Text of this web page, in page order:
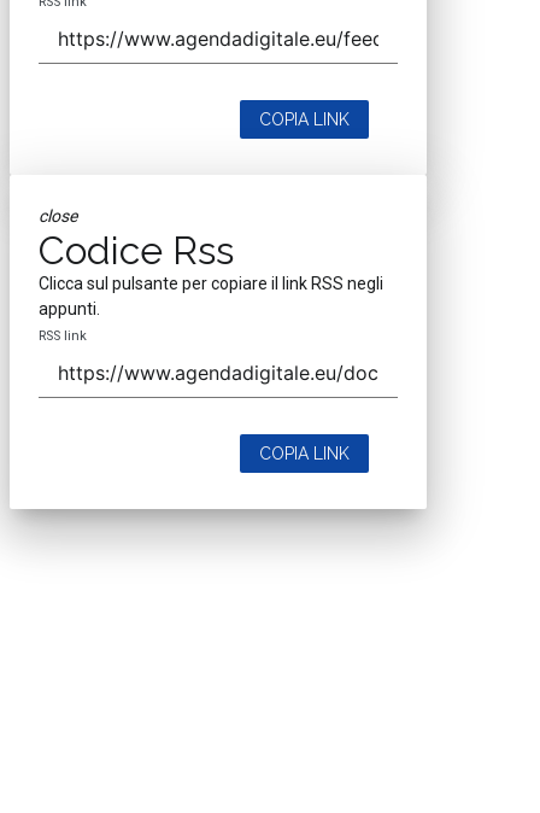
COPIA LINK
close
Codice Rss
Clicca sul pulsante per copiare il link RSS negli
appunti.
RSS link
COPIA LINK